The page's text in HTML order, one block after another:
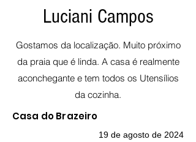
Luciani Campos
Gostamos da localização. Muito próximo
da praia que é linda. A casa é realmente
aconchegante e tem todos os Utensílios
da cozinha.
Casa do Brazeiro
19 de agosto de 2024